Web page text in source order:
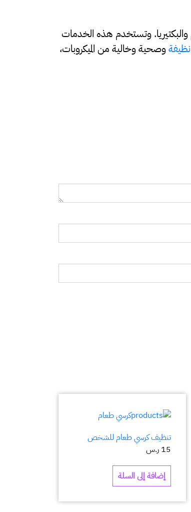
والبكتيريا. وتستخدم هذه الخدمات
نظيفةوصحية وخالية من الميكروبات،
تنظيف كرسي طعام للشخص
15 ر.س
إضافة إلى السلة